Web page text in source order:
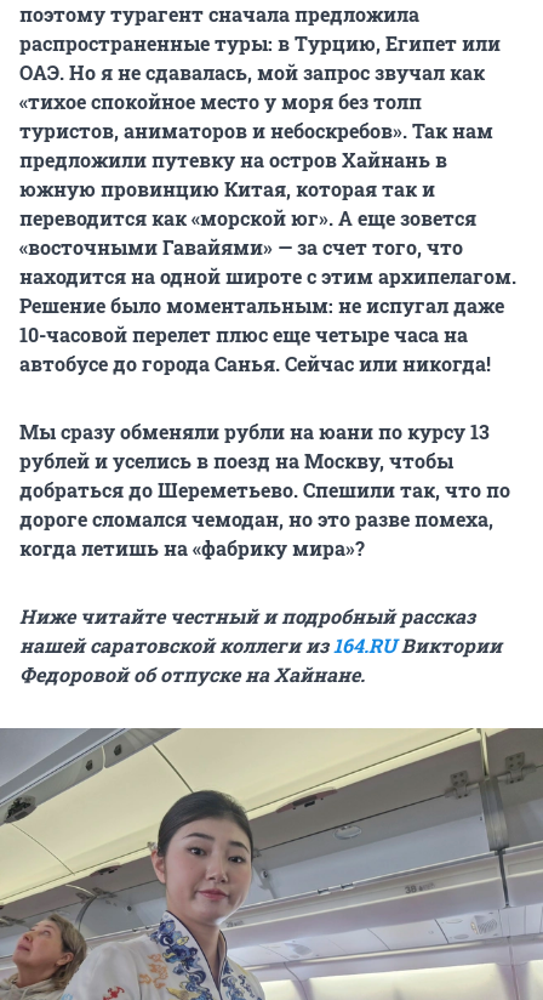
поэтому турагент сначала предложила
распространенные туры: в Турцию, Египет или
ОАЭ. Но я не сдавалась, мой запрос звучал как
«тихое спокойное место у моря без толп
туристов, аниматоров и небоскребов». Так нам
предложили путевку на остров Хайнань в
южную провинцию Китая, которая так и
переводится как «морской юг». А еще зовется
«восточными Гавайями» — за счет того, что
находится на одной широте с этим архипелагом.
Решение было моментальным: не испугал даже
10-часовойперелет плюс еще четыре часа на
автобусе до города Санья. Сейчас или никогда!
Мы сразу обменяли рубли на юани по курсу 13
рублей и уселись в поезд на Москву, чтобы
добраться до Шереметьево. Спешили так, что по
дороге сломался чемодан, но это разве помеха,
когда летишь на «фабрику мира»?
Ниже читайте честный и подробный рассказ
нашей саратовской коллеги из164.RUВиктории
Федоровой об отпуске на Хайнане.